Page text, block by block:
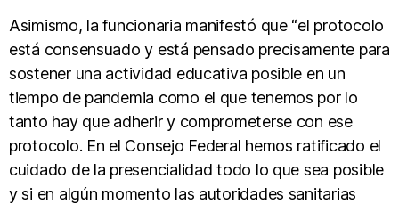
Asimismo, la funcionaria manifestó que “el protocolo
está consensuado y está pensado precisamente para
sostener una actividad educativa posible en un
tiempo de pandemia como el que tenemos por lo
tanto hay que adherir y comprometerse con ese
protocolo. En el Consejo Federal hemos ratificado el
cuidado de la presencialidad todo lo que sea posible
y si en algún momento las autoridades sanitarias